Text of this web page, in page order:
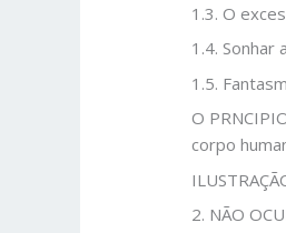
1.3. O
1.4. Sonhar
1.5.
O
corpo
2. NÃO